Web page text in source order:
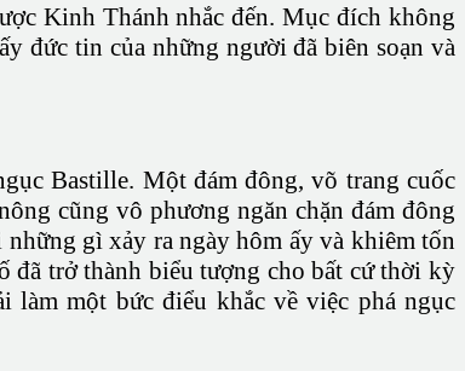
Kinh Thánh nhắc đến. Mục đích không
đức tin của những người đã biên soạn và
Bastille. Một đám đông, võ trang cuốc
cũng vô phương ngăn chặn đám đông
gì xảy ra ngày hôm ấy và khiêm tốn
đã trở thành biểu tượng cho bất cứ thời kỳ
làm một bức điểu khắc về việc phá ngục